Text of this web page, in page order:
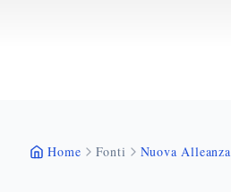
Home Fonti Nuova Alleanza